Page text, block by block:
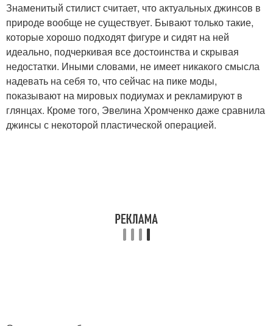
Знаменитый стилист считает, что актуальных джинсов в
природе вообще не существует. Бывают только такие,
которые хорошо подходят фигуре и сидят на ней
идеально, подчеркивая все достоинства и скрывая
недостатки. Иными словами, не имеет никакого смысла
надевать на себя то, что сейчас на пике моды,
показывают на мировых подиумах и рекламируют в
глянцах. Кроме того, Эвелина Хромченко даже сравнила
джинсы с некоторой пластической операцией.